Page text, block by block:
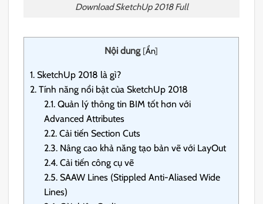
Download SketchUp 2018 Full
Nội dung [Ẩn]
1. SketchUp 2018 là gì?
2. Tính năng nổi bật của SketchUp 2018
2.1. Quản lý thông tin BIM tốt hơn với
Advanced Attributes
2.2. Cải tiến Section Cuts
2.3. Nâng cao khả năng tạo bản vẽ với LayOut
2.4. Cải tiến công cụ vẽ
2.5. SAAW Lines (Stippled Anti-Aliased Wide
Lines)